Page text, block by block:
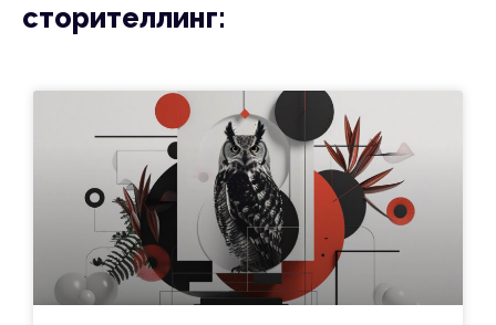
сторителлинг: